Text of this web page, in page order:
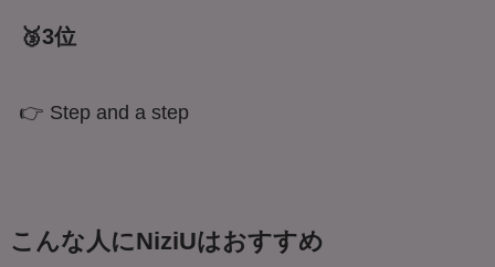
🥉3位
👉 Step and a step
こんな人にNiziUはおすすめ